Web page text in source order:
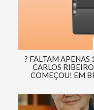
? FALTAM APENAS
CARLOS
COMEÇOU! EM